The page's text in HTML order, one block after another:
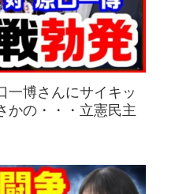
一博さんにサイキッ
かの・・・立憲民主